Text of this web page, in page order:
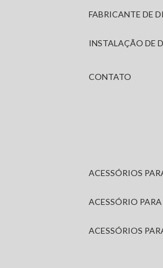
FABRICANTE DE
INSTALAÇÃO DE
CONTATO
ACESSÓRIOS
ACESSÓRIO
ACESSÓRIOS